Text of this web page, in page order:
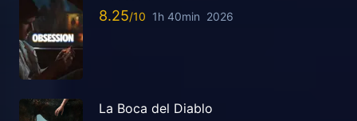
8.25 1h 40min 2026
La Boca del Diablo